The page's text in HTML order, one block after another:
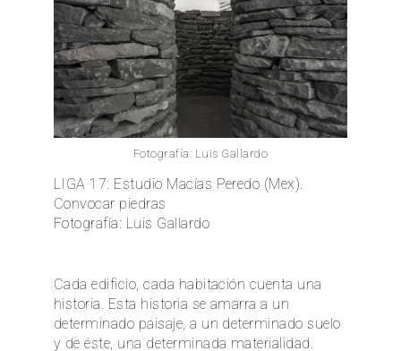
TEXTOS
VIDEOS
ACERCA DE
Fotografía: Luis Gallardo
LIGA 17: Estudio Macías Peredo (Mex).
Convocar piedras
Fotografía: Luis Gallardo
Cada edificio, cada habitación cuenta una
historia. Esta historia se amarra a un
determinado paisaje, a un determinado suelo
y de éste, una determinada materialidad.